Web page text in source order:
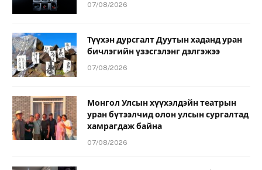
07/08/2026
Түүхэн дурсгалт Дуутын хаданд уран
бичлэгийн үзэсгэлэнг дэлгэжээ
07/08/2026
Монгол Улсын хүүхэлдэйн театрын
уран бүтээлчид олон улсын сургалтад
хамрагдаж байна
07/08/2026